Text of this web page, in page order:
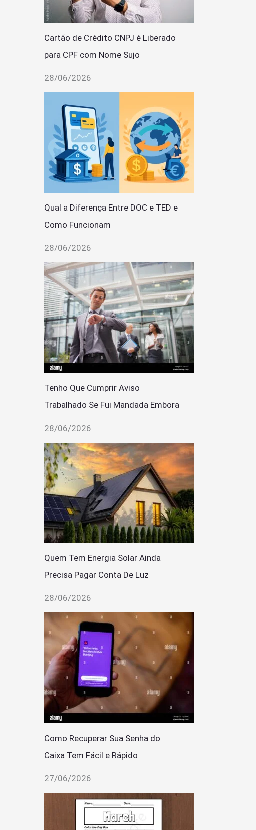
Cartão de Crédito CNPJ é Liberado
para CPF com Nome Sujo
28/06/2026
Qual a Diferença Entre DOC e TED e
Como Funcionam
28/06/2026
Tenho Que Cumprir Aviso
Trabalhado Se Fui Mandada Embora
28/06/2026
Quem Tem Energia Solar Ainda
Precisa Pagar Conta De Luz
28/06/2026
Como Recuperar Sua Senha do
Caixa Tem Fácil e Rápido
27/06/2026